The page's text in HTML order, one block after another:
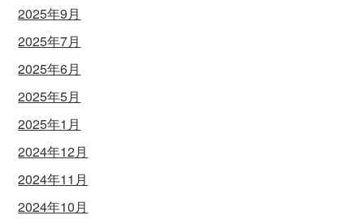
2025年9月
2025年7月
2025年6月
2025年5月
2025年1月
2024年12月
2024年11月
2024年10月